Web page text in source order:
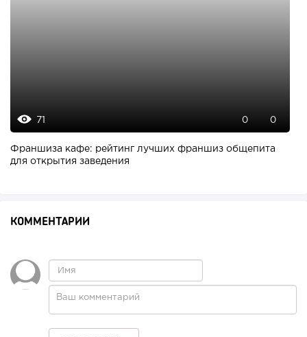
71 0 0
Франшиза кафе: рейтинг лучших франшиз общепита
для открытия заведения
КОММЕНТАРИИ